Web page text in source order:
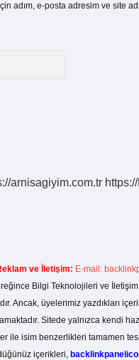
adım, e-posta adresim ve site
arnisagiyim.com.tr
ve İletişim: E-mail:
Bilgi Teknolojileri ve
Ancak, üyelerimiz yazdıkları
Sitede yalnızca kendi
ile isim benzerlikleri tamamen
içerikleri,